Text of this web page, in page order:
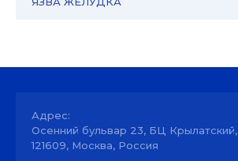
Адрес:
Осенний бульвар 23, БЦ Крылатский,
121609, Москва, Россия